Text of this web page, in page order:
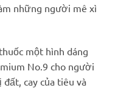
những người mê xì
một hình dáng
No.9 cho người
cay của tiêu và